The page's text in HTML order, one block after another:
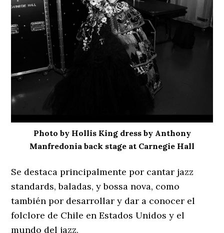
Photo by Hollis King dress by Anthony
Manfredonia back stage at Carnegie Hall
Se destaca principalmente por cantar jazz
standards, baladas, y bossa nova, como
también por desarrollar y dar a conocer el
folclore de Chile en Estados Unidos y el
mundo del jazz.